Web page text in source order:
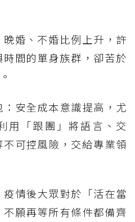
晚婚、不婚比例上升，許
間的單身族群，卻苦於
：安全成本意識提高，尤
用「跟團」將語言、交
可控風險，交給專業領
疫情後大眾對於「活在當
願再等所有條件都備齊